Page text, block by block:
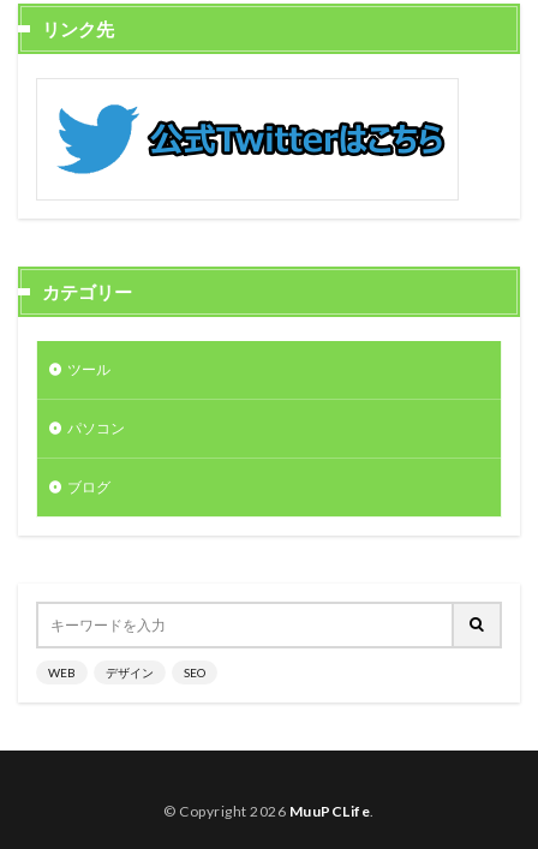
リンク先
カテゴリー
ツール
パソコン
ブログ
WEB デザイン SEO
© Copyright 2026 MuuPCLife